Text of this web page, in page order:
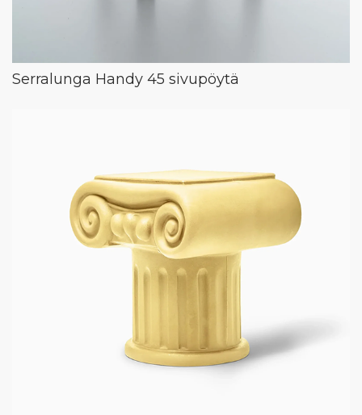
Serralunga Handy 45 sivupöytä